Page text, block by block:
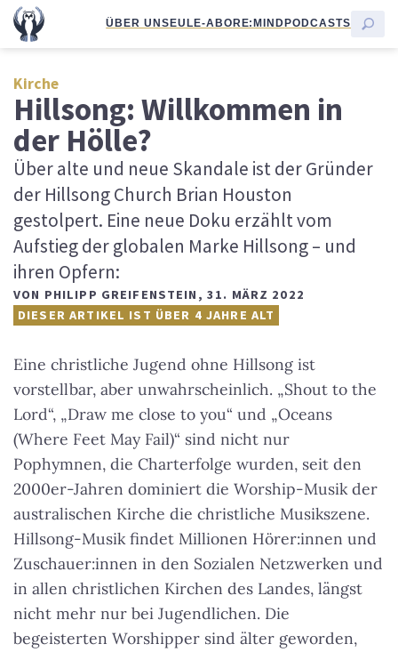
ÜBER UNSEULE-ABORE:MINDPODCASTS
Kirche
Hillsong: Willkommen in
der Hölle?
Über alte und neue Skandale ist der Gründer
der Hillsong Church Brian Houston
gestolpert. Eine neue Doku erzählt vom
Aufstieg der globalen Marke Hillsong – und
ihren Opfern:
VON PHILIPP GREIFENSTEIN , 31. MÄRZ 2022
DIESER ARTIKEL IST ÜBER 4 JAHRE ALT
Eine christliche Jugend ohne Hillsong ist
vorstellbar, aber unwahrscheinlich. „Shout to the
Lord“, „Draw me close to you“ und „Oceans
(Where Feet May Fail)“ sind nicht nur
Pophymnen, die Charterfolge wurden, seit den
2000er-Jahren dominiert die Worship-Musik der
australischen Kirche die christliche Musikszene.
Hillsong-Musik findet Millionen Hörer:innen und
Zuschauer:innen in den Sozialen Netzwerken und
in allen christlichen Kirchen des Landes, längst
nicht mehr nur bei Jugendlichen. Die
begeisterten Worshipper sind älter geworden,